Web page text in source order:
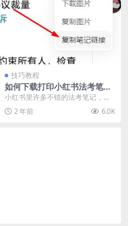
技巧教程
如何下载打印小红书法考笔记
图片
小红书里许多不错的法考笔记，小
编家人也在刷小红书复习法考，可
惜她不会下载，每次都...
2 年前 6.0K